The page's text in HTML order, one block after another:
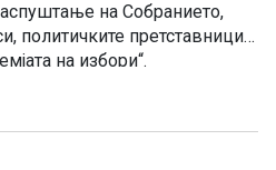
на Собранието,
политичките претставници
на избори“.